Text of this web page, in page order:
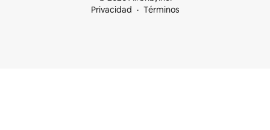
Privacidad
Términos